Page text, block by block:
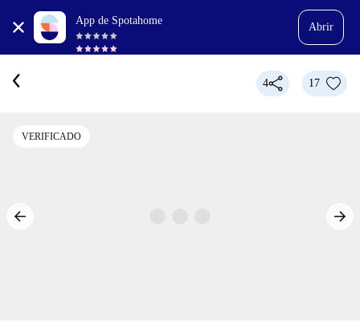
App de Spotahome
Abrir
4 17
VERIFICADO